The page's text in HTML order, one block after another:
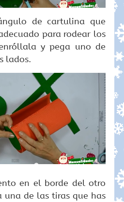
de cartulina que
para rodear los
y pega uno de
lados.
en el borde del otro
una de las tiras que has